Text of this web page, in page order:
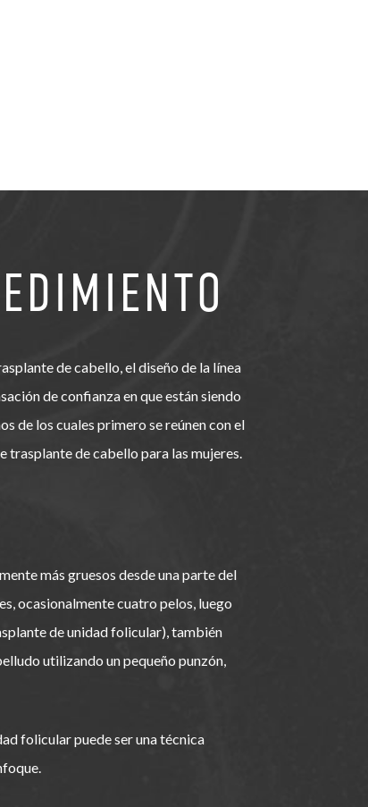
de cabello, el diseño de la línea
de confianza en que están siendo
de los cuales primero se reúnen con el
de cabello para las mujeres.
más gruesos desde una parte del
ocasionalmente cuatro pelos, luego
de unidad folicular), también
utilizando un pequeño punzón,
folicular puede ser una técnica